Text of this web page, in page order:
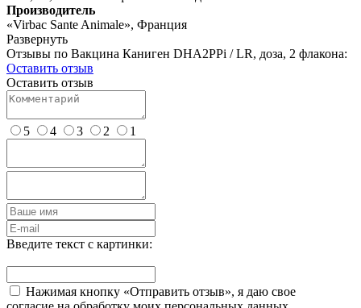
Производитель
«Virbac Sante Animale», Франция
Развернуть
Отзывы по Вакцина Каниген DHA2PPi / LR, доза, 2 флакона:
Оставить отзыв
Оставить отзыв
5 4 3 2 1
Введите текст с картинки:
Нажимая кнопку «Отправить отзыв», я даю свое